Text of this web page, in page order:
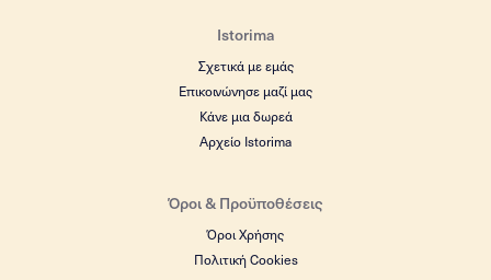
Istorima
Σχετικά με εμάς
Επικοινώνησε μαζί μας
Κάνε μια δωρεά
Αρχείο Istorima
Όροι & Προϋποθέσεις
Όροι Χρήσης
Πολιτική Cookies